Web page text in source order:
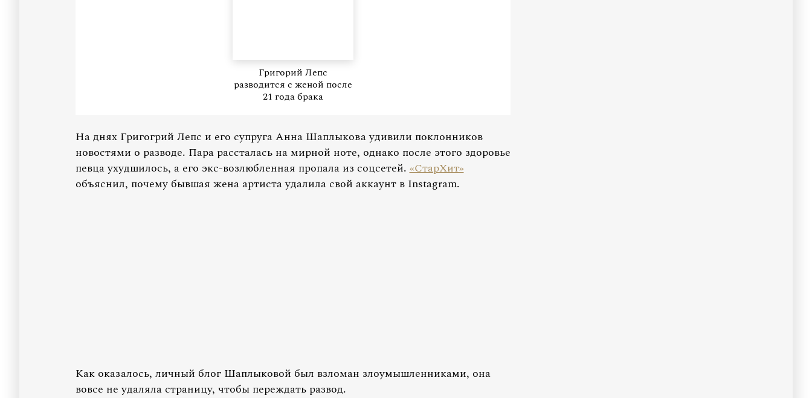
Григорий Лепс
разводится с женой после
21 года брака
На днях Григогрий Лепс и его супруга Анна Шаплыкова удивили поклонников
новостями о разводе. Пара рассталась на мирной ноте, однако после этого здоровье
певца ухудшилось, а его экс-возлюбленная пропала из соцсетей.«СтарХит»
объяснил, почему бывшая жена артиста удалила свой аккаунт в Instagram.
Как оказалось, личный блог Шаплыковой был взломан злоумышленниками, она
вовсе не удаляла страницу, чтобы переждать развод.